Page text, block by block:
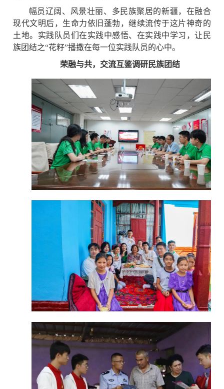
幅员辽阔、风景壮丽、多民族聚居的新疆，在融合
现代文明后，生命力依旧蓬勃，继续流传于这片神奇的
土地。实践队员们在实践中感悟、在实践中学习，让民
族团结之“花籽”播撒在每一位实践队员的心中。
荣融与共，交流互鉴调研民族团结